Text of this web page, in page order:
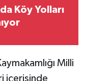
Köy Yolları
Milli
içerisinde